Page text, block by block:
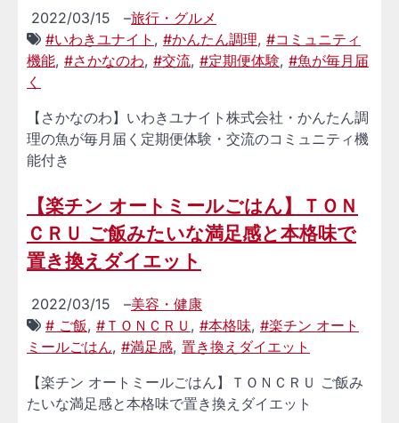
2022/03/15 –旅行・グルメ
#いわきユナイト , #かんたん調理, #コミュニティ
機能, #さかなのわ, #交流, #定期便体験, #魚が毎月届
く
【さかなのわ】いわきユナイト株式会社・かんたん調
理の魚が毎月届く定期便体験・交流のコミュニティ機
能付き
【楽チン オートミールごはん】ＴＯＮ
ＣＲＵ ご飯みたいな満足感と本格味で
置き換えダイエット
2022/03/15 –美容・健康
# ご飯, #ＴＯＮＣＲＵ , #本格味, #楽チン オート
ミールごはん, #満足感, 置き換えダイエット
【楽チン オートミールごはん】ＴＯＮＣＲＵ ご飯み
たいな満足感と本格味で置き換えダイエット